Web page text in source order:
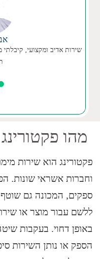
שירות אדיב ומקצועי, קיבלתי
מהו פקטורינג
פקטורינג הוא שירות
וחברות אשראי שונות.
ספקים, המכונה גם
ללשם עבור מוצר או
באופן דחוי. בעקבות
הספק או נותן השירות